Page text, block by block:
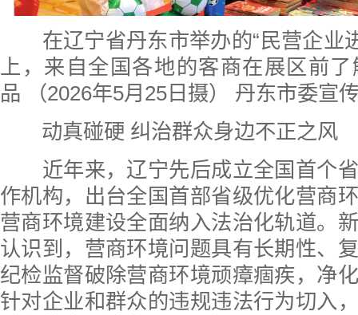
在辽宁省丹东市举办的“民营企业
上，来自全国各地的客商在展区前
品 （2026年5月25日摄） 丹东市委宣
动真碰硬 纠治群众身边不正之风
近年来，辽宁先后成立全国首个省
作机构，出台全国首部省级优化营商
营商环境建设全面纳入法治化轨道。
认识到，营商环境问题具有长期性、
纪检监督破除营商环境顽瘴痼疾，净
针对企业和群众的违规违法行为切入